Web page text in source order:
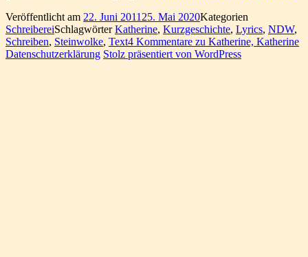
Veröffentlicht am 22. Juni 2011 25. Mai 2020Kategorien
SchreibereiSchlagwörterKatherine, Kurzgeschichte, Lyrics, NDW,
Schreiben, Steinwolke, Text4 Kommentare zu Katherine, Katherine
Datenschutzerklärung Stolz präsentiert von WordPress